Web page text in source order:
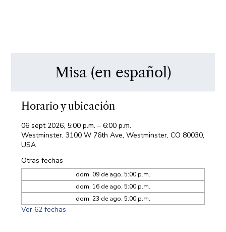
Misa (en español)
Horario y ubicación
06 sept 2026, 5:00 p.m. – 6:00 p.m.
Westminster, 3100 W 76th Ave, Westminster, CO 80030,
USA
Otras fechas
dom, 09 de ago, 5:00 p.m.
dom, 16 de ago, 5:00 p.m.
dom, 23 de ago, 5:00 p.m.
Ver 62 fechas